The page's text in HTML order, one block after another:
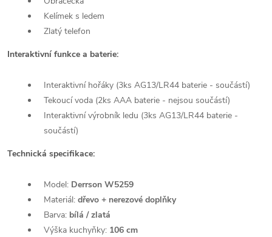
Kelímek s ledem
Zlatý telefon
Interaktivní funkce a baterie:
Interaktivní hořáky (3ks AG13/LR44 baterie - součástí)
Tekoucí voda (2ks AAA baterie - nejsou součástí)
Interaktivní výrobník ledu (3ks AG13/LR44 baterie -
součástí)
Technická specifikace:
Model: Derrson W5259
Materiál: dřevo + nerezové doplňky
Barva: bílá / zlatá
Výška kuchyňky: 106 cm